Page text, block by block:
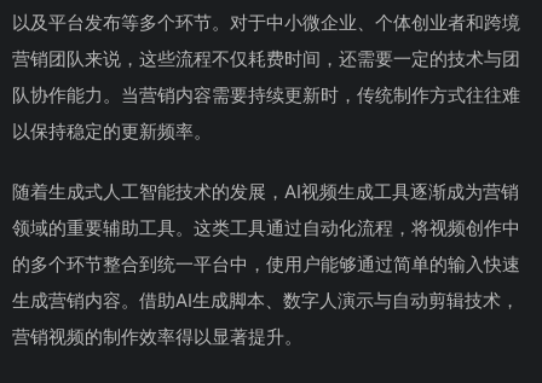
以及平台发布等多个环节。对于中小微企业、个体创业者和跨境
营销团队来说，这些流程不仅耗费时间，还需要一定的技术与团
队协作能力。当营销内容需要持续更新时，传统制作方式往往难
以保持稳定的更新频率。
随着生成式人工智能技术的发展，AI视频生成工具逐渐成为营销
领域的重要辅助工具。这类工具通过自动化流程，将视频创作中
的多个环节整合到统一平台中，使用户能够通过简单的输入快速
生成营销内容。借助AI生成脚本、数字人演示与自动剪辑技术，
营销视频的制作效率得以显著提升。